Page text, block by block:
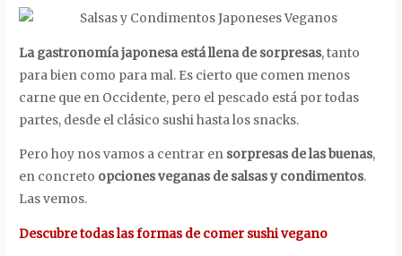
La gastronomía japonesa está llena de sorpresas, tanto
para bien como para mal. Es cierto que comen menos
carne que en Occidente, pero el pescado está por todas
partes, desde el clásico sushi hasta los snacks.
Pero hoy nos vamos a centrar en sorpresas de las buenas,
en concreto opciones veganas de salsas y condimentos.
Las vemos.
Descubre todas las formas de comer sushi vegano